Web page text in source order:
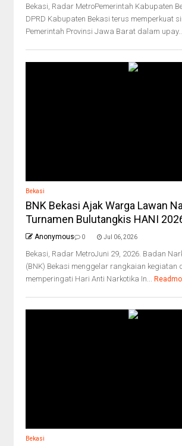
Bekasi, Radar MetroPemerintah Kabupaten
DPRD Kabupaten Bekasi terus memperkuat
Pemerintah Provinsi Jawa Barat dalam
Bekasi
BNK Bekasi Ajak Warga Lawan
Turnamen Bulutangkis HANI
Anonymous 0 Jul 06, 2026
Bekasi, Radar MetroJuni 29, 2026. Badan
(BNK) Bekasi menggelar rangkaian kegiatan
memperingati Hari Anti Narkotika In...
Bekasi